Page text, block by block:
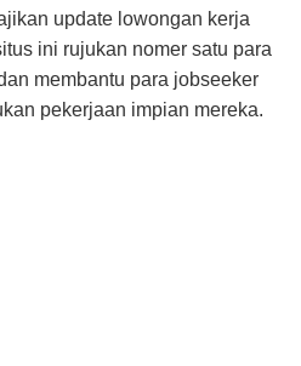
update lowongan kerja
ini rujukan nomer satu para
membantu para jobseeker
pekerjaan impian mereka.